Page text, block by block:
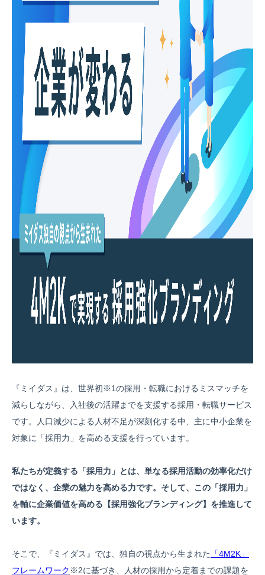
『ミイダス』は、世界初※1の採用・転職におけるミスマッチを
減らしながら、入社後の活躍までを支援する採用・転職サービス
です。人口減少による人材不足が深刻化する中、主に中小企業を
対象に「採用力」を高める支援を行っています。
私たちが定義する「採用力」とは、単なる採用活動の効率化だけ
ではなく、企業の魅力を高める力です。そして、この「採用力」
を軸に企業価値を高める【採用強化ブランディング】を推進して
います。
そこで、『ミイダス』では、独自の視点から生まれた
「4M2K」
フレームワーク ※2に基づき、人材の採用から定着までの課題を